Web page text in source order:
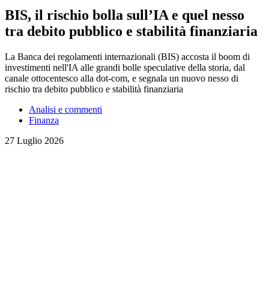
BIS, il rischio bolla sull’IA e quel nesso
tra debito pubblico e stabilità finanziaria
La Banca dei regolamenti internazionali (BIS) accosta il boom di
investimenti nell'IA alle grandi bolle speculative della storia, dal
canale ottocentesco alla dot-com, e segnala un nuovo nesso di
rischio tra debito pubblico e stabilità finanziaria
Analisi e commenti
Finanza
27 Luglio 2026